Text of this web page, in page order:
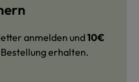
anmelden und10€
erhalten.